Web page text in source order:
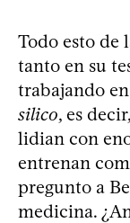
Todo esto de
tanto en su
trabajando
silico, es
lidian con
entrenan
pregunto a
medicina.